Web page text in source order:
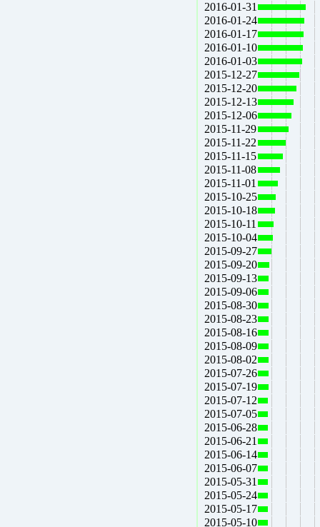
2016-01-31
2016-01-24
2016-01-17
2016-01-10
2016-01-03
2015-12-27
2015-12-20
2015-12-13
2015-12-06
2015-11-29
2015-11-22
2015-11-15
2015-11-08
2015-11-01
2015-10-25
2015-10-18
2015-10-11
2015-10-04
2015-09-27
2015-09-20
2015-09-13
2015-09-06
2015-08-30
2015-08-23
2015-08-16
2015-08-09
2015-08-02
2015-07-26
2015-07-19
2015-07-12
2015-07-05
2015-06-28
2015-06-21
2015-06-14
2015-06-07
2015-05-31
2015-05-24
2015-05-17
2015-05-10